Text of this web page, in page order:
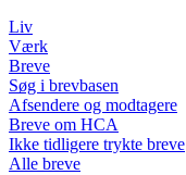
Liv
Værk
Breve
Søg i brevbasen
Afsendere og modtagere
Breve om HCA
Ikke tidligere trykte breve
Alle breve